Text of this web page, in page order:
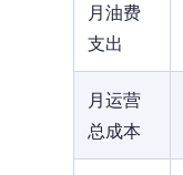
月油费
支出
月运营
总成本